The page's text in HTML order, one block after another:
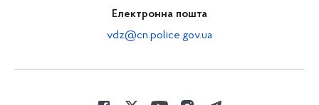
Електронна пошта
vdz@cn.police.gov.ua